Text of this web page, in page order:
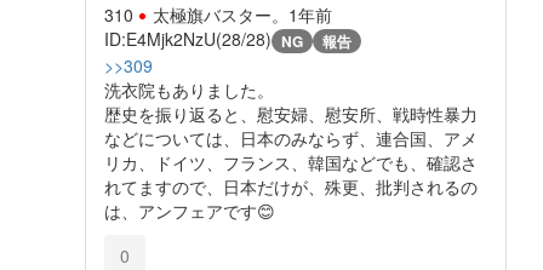
310 太極旗バスター。 1年前
ID:E4Mjk2NzU(28/28) NG 報告
>>309
洗衣院もありました。
歴史を振り返ると、慰安婦、慰安所、戦時性暴力
などについては、日本のみならず、連合国、アメ
リカ、ドイツ、フランス、韓国などでも、確認さ
れてますので、日本だけが、殊更、批判されるの
は、アンフェアです😊
0